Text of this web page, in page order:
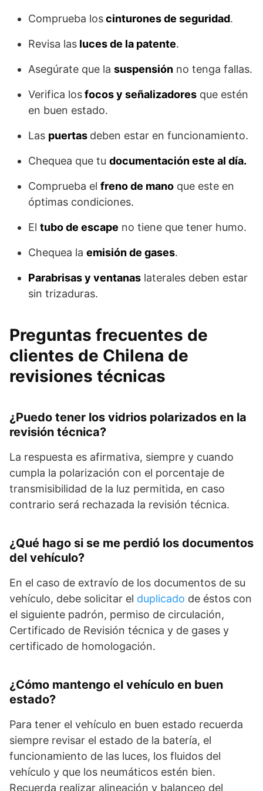
Comprueba loscinturones de seguridad.
Revisa las luces de la patente.
Asegúrate que la suspensión no tenga fallas.
Verifica losfocos y señalizadores que estén
en buen estado.
Las puertas deben estar en funcionamiento.
Chequea que tu documentación este al día.
Comprueba el freno de mano que este en
óptimas condiciones.
El tubo de escape no tiene que tener humo.
Chequea la emisión de gases.
Parabrisas y ventanas laterales deben estar
sin trizaduras.
Preguntas frecuentes de
clientes de Chilena de
revisiones técnicas
¿Puedo tener los vidrios polarizados en la
revisión técnica?
La respuesta es afirmativa, siempre y cuando
cumpla la polarización con el porcentaje de
transmisibilidad de la luz permitida, en caso
contrario será rechazada la revisión técnica.
¿Qué hago si se me perdió los documentos
del vehículo?
En el caso de extravío de los documentos de su
vehículo, debe solicitar el duplicado de éstos con
el siguiente padrón, permiso de circulación,
Certificado de Revisión técnica y de gases y
certificado de homologación.
¿Cómo mantengo el vehículo en buen
estado?
Para tener el vehículo en buen estado recuerda
siempre revisar el estado de la batería, el
funcionamiento de las luces, los fluidos del
vehículo y que los neumáticos estén bien.
Recuerda realizar alineación y balanceo del